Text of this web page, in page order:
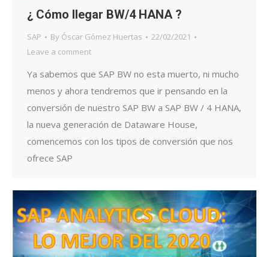
¿ Cómo llegar BW/4 HANA ?
SAP By Óscar Gómez Huertas
22/02/2021
Leave a comment
Ya sabemos que SAP BW no esta muerto, ni mucho
menos y ahora tendremos que ir pensando en la
conversión de nuestro SAP BW a SAP BW / 4 HANA,
la nueva generación de Dataware House,
comencemos con los tipos de conversión que nos
ofrece SAP